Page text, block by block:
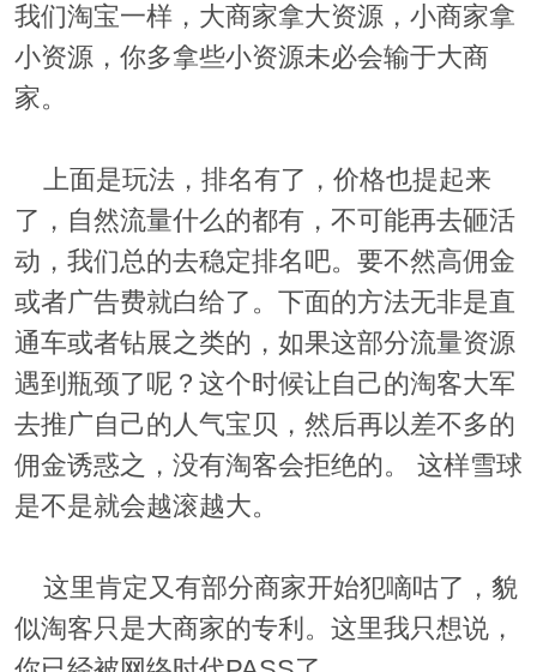
我们淘宝一样，大商家拿大资源，小商家拿
小资源，你多拿些小资源未必会输于大商
家。
上面是玩法，排名有了，价格也提起来
了，自然流量什么的都有，不可能再去砸活
动，我们总的去稳定排名吧。要不然高佣金
或者广告费就白给了。下面的方法无非是直
通车或者钻展之类的，如果这部分流量资源
遇到瓶颈了呢？这个时候让自己的淘客大军
去推广自己的人气宝贝，然后再以差不多的
佣金诱惑之，没有淘客会拒绝的。 这样雪球
是不是就会越滚越大。
这里肯定又有部分商家开始犯嘀咕了，貌
似淘客只是大商家的专利。这里我只想说，